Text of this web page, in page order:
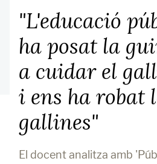
"L'educació
ha posat la
a cuidar el
i ens ha robat
gallines"
El docent analitza amb